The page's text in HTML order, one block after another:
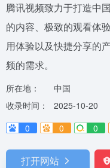
腾讯视频致力于打造中
的内容、极致的观看体
用体验以及快捷分享的
频的需求。
所在地：
中国
收录时间：
2025-10-20
0
0 0
打开网站